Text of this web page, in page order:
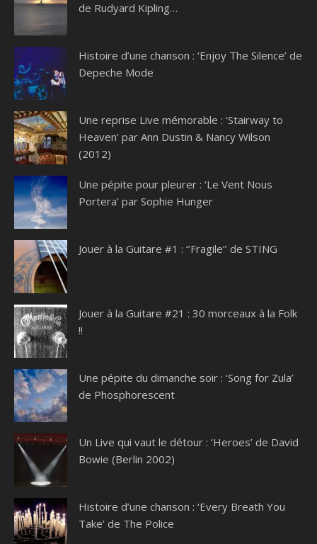
de Rudyard Kipling…
Histoire d’une chanson : ‘Enjoy The Silence’ de
Depeche Mode
Une reprise Live mémorable : ‘Stairway to
Heaven’ par Ann Dustin & Nancy Wilson
(2012)
Une pépite pour pleurer : ‘Le Vent Nous
Portera’ par Sophie Hunger
Jouer à la Guitare #1 : ‘’Fragile’’ de STING
Jouer à la Guitare #21 : 30 morceaux à la Folk
!!
Une pépite du dimanche soir : ‘Song for Zula’
de Phosphorescent
Un Live qui vaut le détour : ‘Heroes’ de David
Bowie (Berlin 2002)
Histoire d’une chanson : ‘Every Breath You
Take’ de The Police